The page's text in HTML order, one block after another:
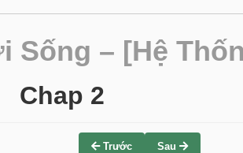
Sống – [Hệ
Chap 2
Trước Sau